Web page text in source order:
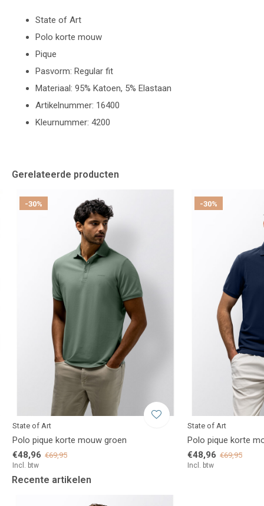
State of Art
Polo korte mouw
Pique
Pasvorm: Regular fit
Materiaal: 95% Katoen, 5% Elastaan
Artikelnummer: 16400
Kleurnummer: 4200
Gerelateerde producten
-30%
State of Art
Polo pique korte mouw groen
€48,96 €69,95
Incl. btw
-30%
State of Art
Polo pique korte
€48,96 €69,95
Incl. btw
Recente artikelen